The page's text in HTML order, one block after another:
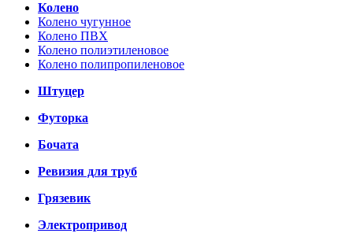
Колено
Колено чугунное
Колено ПВХ
Колено полиэтиленовое
Колено полипропиленовое
Штуцер
Футорка
Бочата
Ревизия для труб
Грязевик
Электропривод